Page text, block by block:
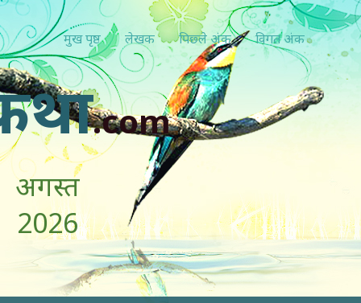
मुख पृष्ठ लेखक पिछ्ले अंक विगत अंक
.com
अगस्त
2026